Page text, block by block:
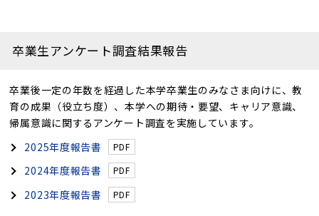
卒業生アンケート調査結果報告
卒業後一定の年数を経過した本学卒業生のみなさま向けに、教
育の成果（役立ち度）、本学への期待・要望、キャリア意識、
帰属意識に関するアンケート調査を実施しています。
2025年度報告書
2024年度報告書
2023年度報告書